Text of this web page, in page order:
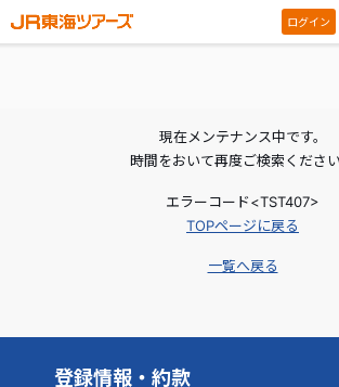
ログイン
現在メンテナンス中です。
時間をおいて再度ご検索ください
エラーコード<TST407>
TOPページに戻る
一覧へ戻る
登録情報・約款